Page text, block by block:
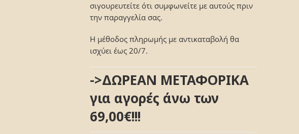
σιγουρευτείτε ότι συμφωνείτε με αυτούς πριν
την παραγγελία σας.
Η μέθοδος πληρωμής με αντικαταβολή θα
ισχύει έως 20/7.
->ΔΩΡΕΑΝ ΜΕΤΑΦΟΡΙΚΑ
για αγορές άνω των
69,00€!!!